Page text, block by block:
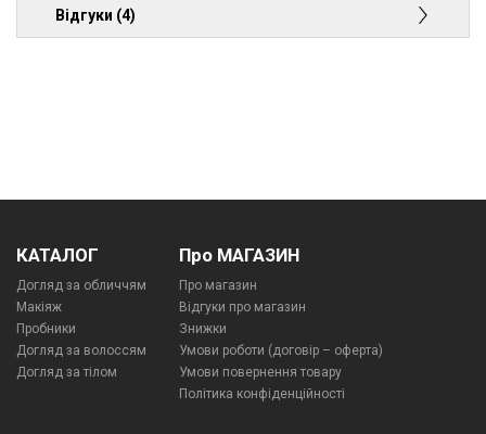
Відгуки (4)
КАТАЛОГ
Догляд за обличчям
Макіяж
Пробники
Догляд за волоссям
Догляд за тілом
Про МАГАЗИН
Про магазин
Відгуки про магазин
Знижки
Умови роботи (договір – оферта)
Умови повернення товару
Політика конфіденційності